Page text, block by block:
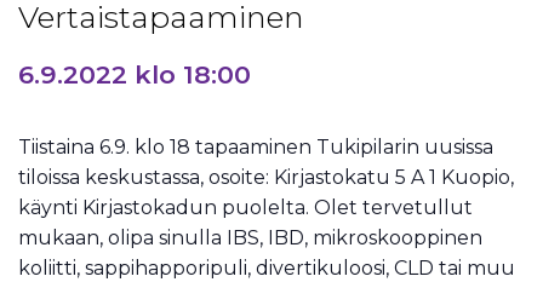
Vertaistapaaminen
6.9.2022 klo 18:00
Tiistaina 6.9. klo 18 tapaaminen Tukipilarin uusissa
tiloissa keskustassa, osoite: Kirjastokatu 5 A 1 Kuopio,
käynti Kirjastokadun puolelta. Olet tervetullut
mukaan, olipa sinulla IBS, IBD, mikroskooppinen
koliitti, sappihapporipuli, divertikuloosi, CLD tai muu